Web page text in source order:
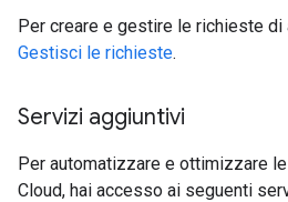
Per creare e gestire le richieste
Gestisci le richieste.
Servizi aggiuntivi
Per automatizzare e ottimizzare
Cloud, hai accesso ai seguenti